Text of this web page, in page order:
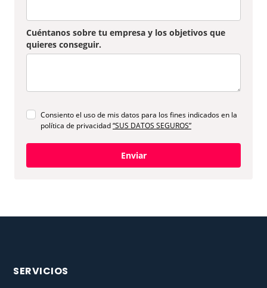
Cuéntanos sobre tu empresa y los objetivos que
quieres conseguir.
Consiento el uso de mis datos para los fines indicados en la
política de privacidad“SUS DATOS SEGUROS”
Enviar
SERVICIOS